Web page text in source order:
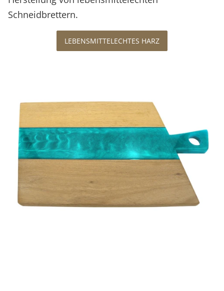
Schneidbrettern.
LEBENSMITTELECHTES HARZ